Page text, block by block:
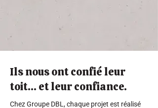
Ils nous ont confié leur
toit… et leur confiance.
Chez Groupe DBL, chaque projet est réalisé